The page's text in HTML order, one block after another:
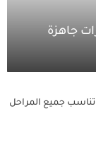
جاهزة
جميع المراحل